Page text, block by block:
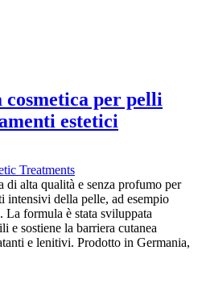
cosmetica per pelli
estetici
Treatments
di alta qualità e senza profumo per
intensivi della pelle, ad esempio
La formula è stata sviluppata
e sostiene la barriera cutanea
e lenitivi. Prodotto in Germania,